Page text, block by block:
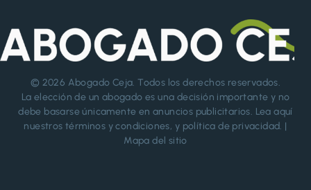
© 2026 Abogado Ceja. Todos los derechos reservados.
La elección de un abogado es una decisión importante y no
debe basarse únicamente en anuncios publicitarios. Lea aquí
nuestrostérminos y condiciones, y política de privacidad. |
Mapa del sitio